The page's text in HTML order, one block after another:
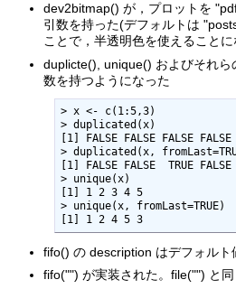
dev2bitmap() が，プロットを
引数を持った(デフォルトは
ことで，半透明色を使えることに
duplicte(), unique() およびそれら
数を持つようになった
> x <- c(1:5,3)
> duplicated(x)
[1] FALSE FALSE FALSE FALSE
> duplicated(x,
[1] FALSE FALSE  TRUE FALSE
> unique(x)
[1] 1 2 3 4 5
> unique(x, fromLast=TRUE)
[1] 1 2 4 5 3
fifo() の description はデフォルト
fifo("") が実装された。file("") と